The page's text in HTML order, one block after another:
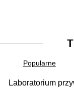
Popularne
Laboratorium